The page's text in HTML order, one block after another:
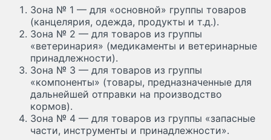
Зона № 1 — для «основной» группы товаров
(канцелярия, одежда, продукты и т.д.).
Зона № 2 — для товаров из группы
«ветеринария» (медикаменты и ветеринарные
принадлежности).
Зона № 3 — для товаров из группы
«компоненты» (товары, предназначенные для
дальнейшей отправки на производство
кормов).
Зона № 4 — для товаров из группы «запасные
части, инструменты и принадлежности».